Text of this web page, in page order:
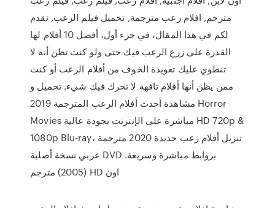
مترجم, افلام رعب مترجمة, تحميل فيلم الرعب, نقدم
لكم في هذا المقال، في جزء أول، أفضل 10 أفلام لها
القدرة على زرع الرعب فيك حتى ولو كنت تظن أنه لا
تنطوي عليك تعويذة الخوف من أفلام الرعب أو كنت
ممن يظن أنها أفلام تافهة لا تحرك فيك شيء. تحميل و
مشاهدة أحدث أفلام الرعب المترجمة 2019 Horror
Movies مباشرة على الإنترنت بجودة عالية HD 720p &
1080p Blu-ray، تنزيل أفلام رعب جديدة 2020 مترجمة
عربي نسخة أصلية DVD بروابط مباشرة وسريعة.
(2005) مترجم HD اون